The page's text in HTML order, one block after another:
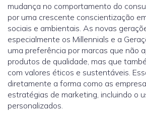
mudança no comportamento do
por uma crescente conscientização
sociais e ambientais. As novas
especialmente os Millennials e a
uma preferência por marcas que não
produtos de qualidade, mas que
com valores éticos e sustentáveis.
diretamente a forma como as
estratégias de marketing, incluindo o
personalizados.